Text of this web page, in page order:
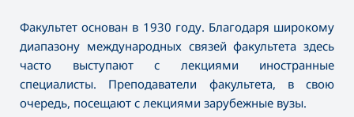
Факультет основан в 1930 году. Благодаря широкому
диапазону международных связей факультета здесь
часто выступают с лекциями иностранные
специалисты. Преподаватели факультета, в свою
очередь, посещают с лекциями зарубежные вузы.